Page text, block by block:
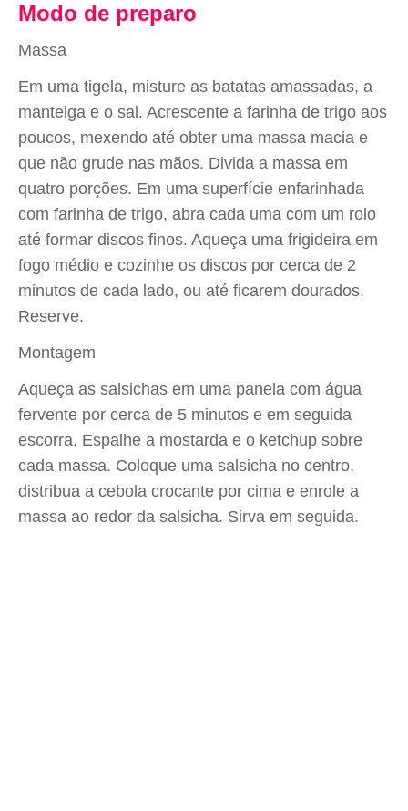
Modo de preparo
Massa
Em uma tigela, misture as batatas amassadas, a
manteiga e o sal. Acrescente a farinha de trigo aos
poucos, mexendo até obter uma massa macia e
que não grude nas mãos. Divida a massa em
quatro porções. Em uma superfície enfarinhada
com farinha de trigo, abra cada uma com um rolo
até formar discos finos. Aqueça uma frigideira em
fogo médio e cozinhe os discos por cerca de 2
minutos de cada lado, ou até ficarem dourados.
Reserve.
Montagem
Aqueça as salsichas em uma panela com água
fervente por cerca de 5 minutos e em seguida
escorra. Espalhe a mostarda e o ketchup sobre
cada massa. Coloque uma salsicha no centro,
distribua a cebola crocante por cima e enrole a
massa ao redor da salsicha. Sirva em seguida.